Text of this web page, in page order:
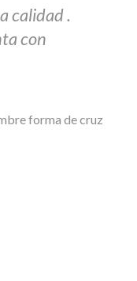
calidad .
con
forma de cruz